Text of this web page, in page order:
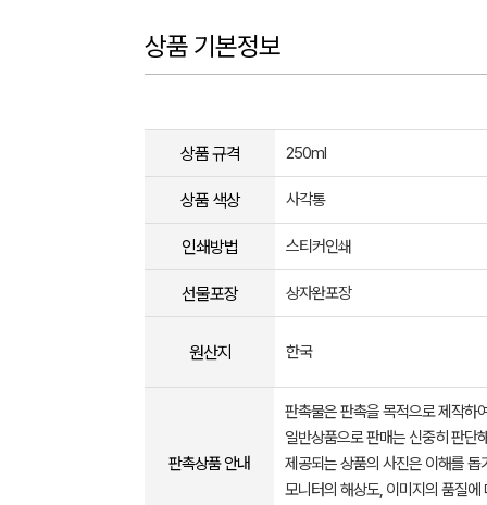
상품 기본정보
상품 규격 250ml
상품 색상 사각통
인쇄방법 스티커인쇄
선물포장 상자완포장
원산지 한국
판촉상품 안내
판촉물은 판촉을 목적으로 제작하
일반상품으로 판매는 신중히 판단
제공되는 상품의 사진은 이해를
모니터의 해상도, 이미지의 품질